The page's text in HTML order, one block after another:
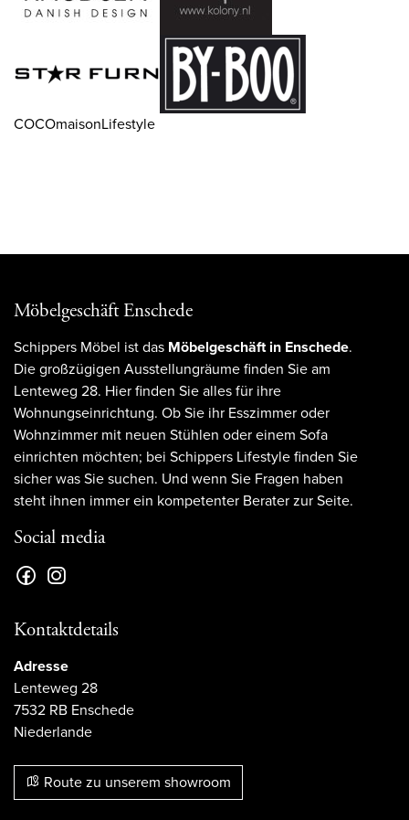
COCOmaisonLifestyle
Möbelgeschäft Enschede
Schippers Möbel ist das Möbelgeschäft in Enschede.
Die großzügigen Ausstellungräume finden Sie am
Lenteweg 28. Hier finden Sie alles für ihre
Wohnungseinrichtung. Ob Sie ihr Esszimmer oder
Wohnzimmer mit neuen Stühlen oder einem Sofa
einrichten möchten; bei Schippers Lifestyle finden Sie
sicher was Sie suchen. Und wenn Sie Fragen haben
steht ihnen immer ein kompetenter Berater zur Seite.
Social media
Kontaktdetails
Adresse
Lenteweg 28
7532 RB Enschede
Niederlande
Route zu unserem showroom